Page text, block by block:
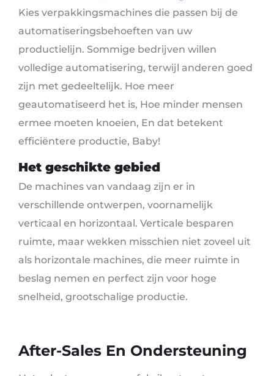
Kies verpakkingsmachines die passen bij de
automatiseringsbehoeften van uw
productielijn. Sommige bedrijven willen
volledige automatisering, terwijl anderen goed
zijn met gedeeltelijk. Hoe meer
geautomatiseerd het is, Hoe minder mensen
ermee moeten knoeien, En dat betekent
efficiëntere productie, Baby!
Het geschikte gebied
De machines van vandaag zijn er in
verschillende ontwerpen, voornamelijk
verticaal en horizontaal. Verticale besparen
ruimte, maar wekken misschien niet zoveel uit
als horizontale machines, die meer ruimte in
beslag nemen en perfect zijn voor hoge
snelheid, grootschalige productie.
After-Sales En Ondersteuning